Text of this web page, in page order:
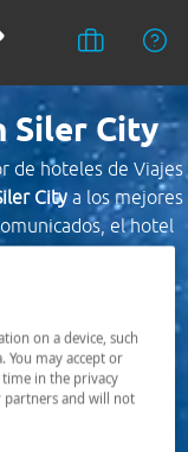
Siler City
de hoteles de Viajes
City a los mejores
el hotel
al mejor precio.
on a device, such
You may accept or
in the privacy
partners and will not